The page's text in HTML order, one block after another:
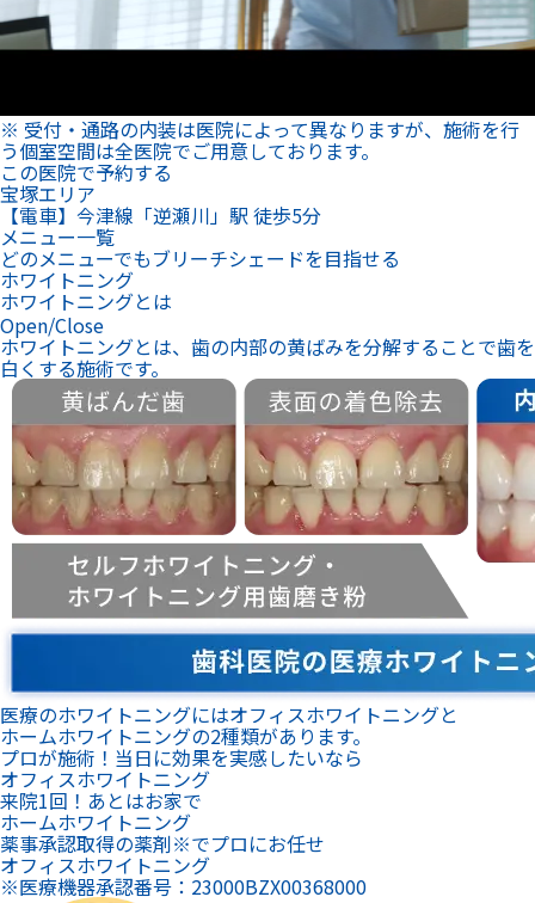
※ 受付・通路の内装は医院によって異なりますが、施術を行
う個室空間は全医院でご用意しております。
この医院で予約する
宝塚エリア
【電車】今津線「逆瀬川」駅 徒歩5分
メニュー一覧
どのメニューでもブリーチシェードを目指せる
ホワイトニング
ホワイトニングとは
Open/Close
ホワイトニングとは、歯の内部の黄ばみを分解することで歯を
白くする施術です。
医療のホワイトニングにはオフィスホワイトニングと
ホームホワイトニングの2種類があります。
プロが施術！当日に効果を実感したいなら
オフィスホワイトニング
来院1回！あとはお家で
ホームホワイトニング
薬事承認取得の薬剤※でプロにお任せ
オフィスホワイトニング
※医療機器承認番号：23000BZX00368000